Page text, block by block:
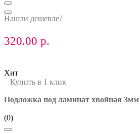
Нашли дешевле?
320.00 р.
Хит
Купить в 1 клик
Подложка под ламинат хвойная 3мм
(0)